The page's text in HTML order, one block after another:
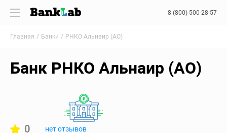
8 (800) 500-28-57
Главная Банки РНКО Альнаир (АО)
Банк РНКО Альнаир (АО)
0 нет отзывов